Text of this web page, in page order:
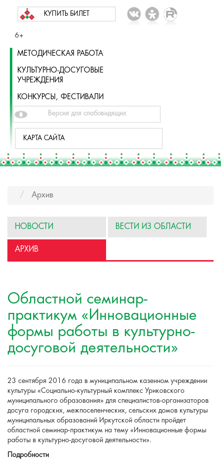
КУПИТЬ БИЛЕТ
6+
МЕТОДИЧЕСКАЯ РАБОТА
КУЛЬТУРНО-ДОСУГОВЫЕ
УЧРЕЖДЕНИЯ
КОНКУРСЫ, ФЕСТИВАЛИ
Версия для слабовидящих
КАРТА САЙТА
Архив
НОВОСТИ ВЕСТИ ИЗ ОБЛАСТИ
АРХИВ
Областной семинар-
практикум «Инновационные
формы работы в культурно-
досуговой деятельности»
23 сентября 2016 года в муниципальном казенном учреждении
культуры «Социально-культурный комплекс Уриковского
муниципального образования» для специалистов-организаторов
досуга городских, межпоселенческих, сельских домов культуры
муниципальных образований Иркутской области пройдет
областной семинар-практикум на тему «Инновационные формы
работы в культурно-досуговой деятельности».
Подробности